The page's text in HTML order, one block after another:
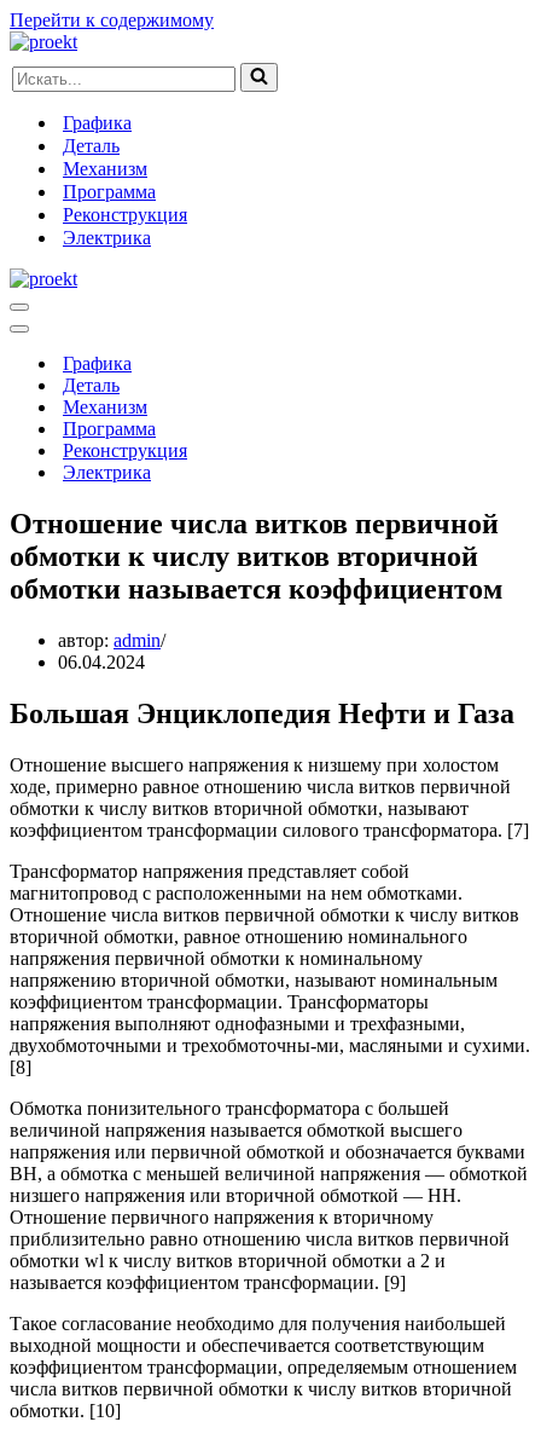
Перейти к содержимому
Искать...
Графика
Деталь
Механизм
Программа
Реконструкция
Электрика
Меню
навигации
Меню
навигацииГрафика
Деталь
Механизм
Программа
Реконструкция
Электрика
Отношение числа витков первичной
обмотки к числу витков вторичной
обмотки называется коэффициентом
автор: admin
06.04.2024
Большая Энциклопедия Нефти и Газа
Отношение высшего напряжения к низшему при холостом
ходе, примерно равное отношению числа витков первичной
обмотки к числу витков вторичной обмотки, называют
коэффициентом трансформации силового трансформатора. [7]
Трансформатор напряжения представляет собой
магнитопровод с расположенными на нем обмотками.
Отношение числа витков первичной обмотки к числу витков
вторичной обмотки, равное отношению номинального
напряжения первичной обмотки к номинальному
напряжению вторичной обмотки, называют номинальным
коэффициентом трансформации. Трансформаторы
напряжения выполняют однофазными и трехфазными,
двухобмоточными и трехобмоточны-ми, масляными и сухими.
[8]
Обмотка понизительного трансформатора с большей
величиной напряжения называется обмоткой высшего
напряжения или первичной обмоткой и обозначается буквами
ВН, а обмотка с меньшей величиной напряжения — обмоткой
низшего напряжения или вторичной обмоткой — НН.
Отношение первичного напряжения к вторичному
приблизительно равно отношению числа витков первичной
обмотки wl к числу витков вторичной обмотки а 2 и
называется коэффициентом трансформации. [9]
Такое согласование необходимо для получения наибольшей
выходной мощности и обеспечивается соответствующим
коэффициентом трансформации, определяемым отношением
числа витков первичной обмотки к числу витков вторичной
обмотки. [10]